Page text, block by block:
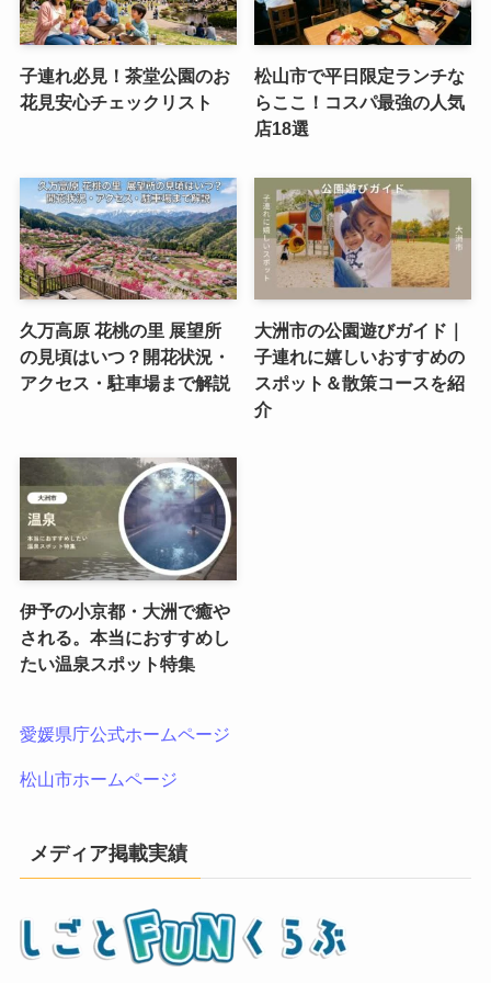
子連れ必見！茶堂公園のお
花見安心チェックリスト
松山市で平日限定ランチな
らここ！コスパ最強の人気
店18選
久万高原 花桃の里 展望所
の見頃はいつ？開花状況・
アクセス・駐車場まで解説
大洲市の公園遊びガイド｜
子連れに嬉しいおすすめの
スポット＆散策コースを紹
介
伊予の小京都・大洲で癒や
される。本当におすすめし
たい温泉スポット特集
愛媛県庁公式ホームページ
松山市ホームページ
メディア掲載実績